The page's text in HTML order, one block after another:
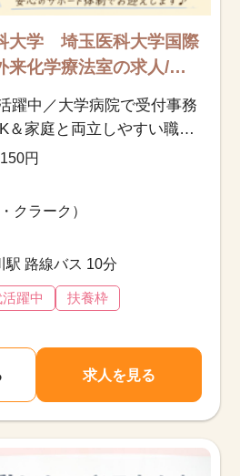
大学 埼玉医科大学国際
化学療法室の求人/日
躍中／大学病院で受付事務
家庭と両立しやすい職場
中！
円
クラーク）
駅 路線バス 10分
躍中
扶養枠
求人を見る